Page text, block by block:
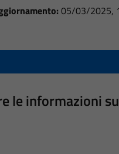
05/03/2025,
le informazioni